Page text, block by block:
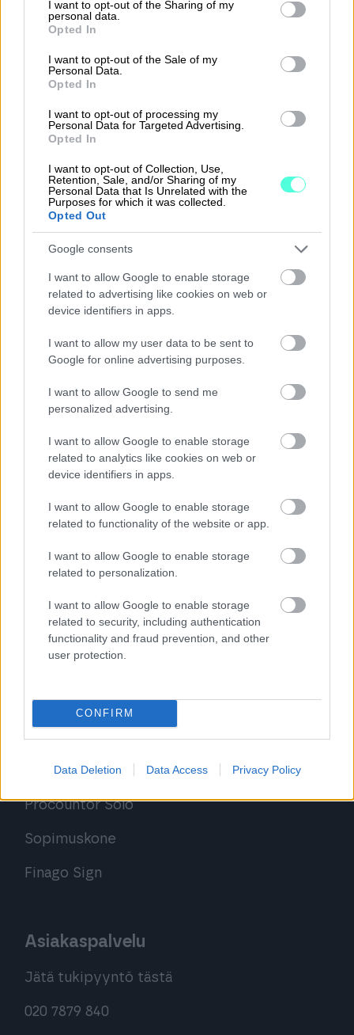
not limited to your visit or usage behaviour. You may click to
grant or deny consent to Google and its third-party tags to
use your data for below specified purposes in below Google
consent section.
I want to opt-out of the Sharing of my
personal data.
Opted In
I want to opt-out of the Sale of my
Personal Data.
Opted In
I want to opt-out of processing my
Personal Data for Targeted Advertising.
Opted In
I want to opt-out of Collection, Use,
Retention, Sale, and/or Sharing of my
Personal Data that Is Unrelated with the
Purposes for which it was collected.
Opted Out
Google consents
I want to allow Google to enable storage
related to advertising like cookies on web or
device identifiers in apps.
I want to allow my user data to be sent to
Google for online advertising purposes.
I want to allow Google to send me
personalized advertising.
I want to allow Google to enable storage
related to analytics like cookies on web or
device identifiers in apps.
I want to allow Google to enable storage
related to functionality of the website or app.
I want to allow Google to enable storage
related to personalization.
I want to allow Google to enable storage
related to security, including authentication
functionality and fraud prevention, and other
user protection.
CONFIRM
Data Deletion Data Access Privacy Policy
Ratkaisut
Procountor Solo
Sopimuskone
Procountor Tallennus
Tutustu ohjelmistoihin
Tutustu Procountoriin
Tutustu Procountor Soloon
Kirjaudu ohjelmistoihin
Procountor
Procountor Solo
Sopimuskone
Finago Sign
Asiakaspalvelu
Jätä tukipyyntö tästä
020 7879 840